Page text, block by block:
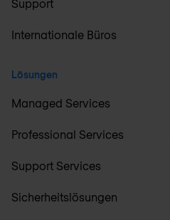
Support
Internationale Büros
Lösungen
Managed Services
Professional Services
Support Services
Sicherheitslösungen